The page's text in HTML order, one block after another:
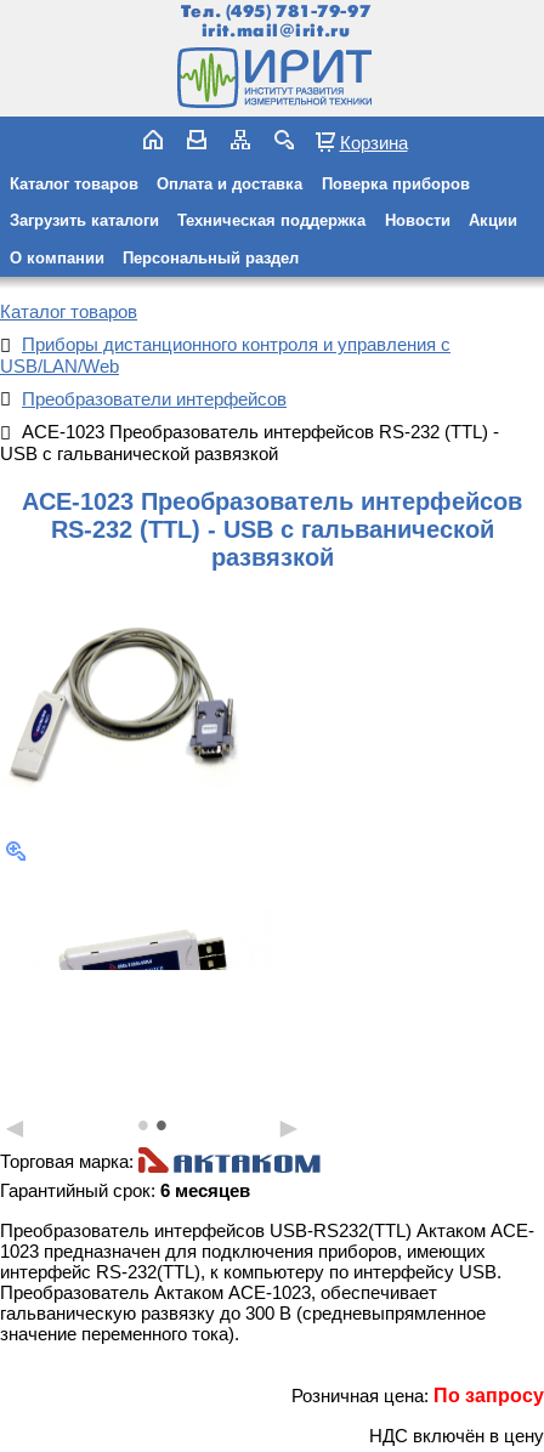
Тел. (495) 781-79-97
irit.mail@irit.ru
Корзина
Каталог товаров Оплата и доставка Поверка приборов
Загрузить каталоги Техническая поддержка Новости Акции
О компании Персональный раздел
Каталог товаров
Приборы дистанционного контроля и управления c
USB/LAN/Web
Преобразователи интерфейсов
АСЕ-1023 Преобразователь интерфейсов RS-232 (TTL) -
USB с гальванической развязкой
АСЕ-1023 Преобразователь интерфейсов
RS-232 (TTL) - USB с гальванической
развязкой
• •
◄ ►
Торговая марка:
Гарантийный срок: 6 месяцев
Преобразователь интерфейсов USB-RS232(TTL) Актаком ACE-
1023 предназначен для подключения приборов, имеющих
интерфейс RS-232(TTL), к компьютеру по интерфейсу USB.
Преобразователь Актаком ACE-1023, обеспечивает
гальваническую развязку до 300 B (средневыпрямленное
значение переменного тока).
Розничная цена: По запросу
НДС включён в цену